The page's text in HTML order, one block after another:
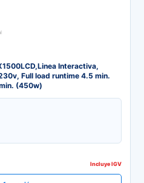
Interactiva,
Full load runtime 4.5 min.
(450w)
Incluye IGV